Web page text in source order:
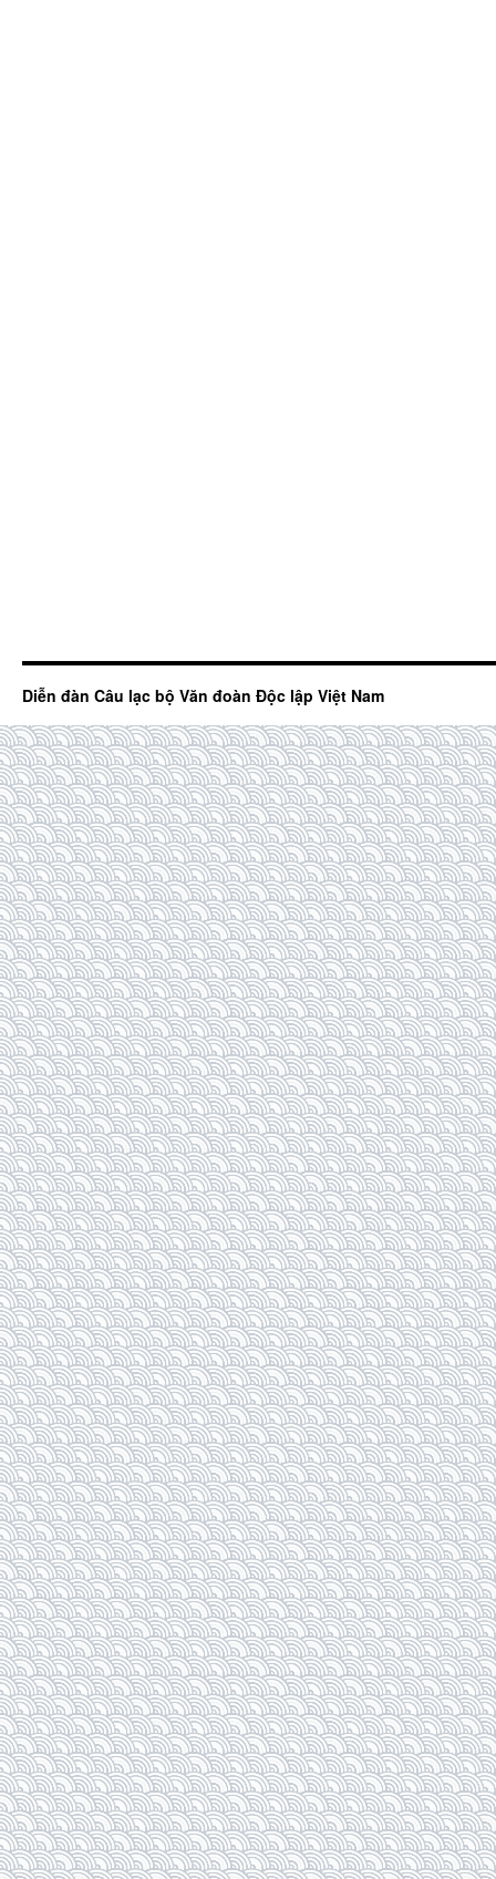
Diễn đàn Câu lạc bộ Văn đoàn Độc lập Việt Nam